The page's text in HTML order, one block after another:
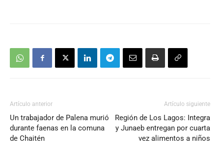
Artículo anterior
Un trabajador de Palena murió
durante faenas en la comuna
de Chaitén
Artículo siguiente
Región de Los Lagos: Integra
y Junaeb entregan por cuarta
vez alimentos a niños